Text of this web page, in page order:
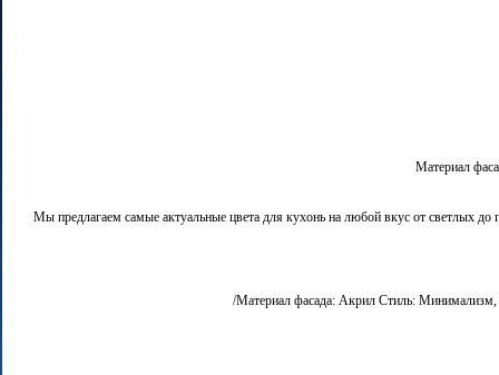
Материал
Мы предлагаем самые актуальные цвета для кухонь на любой вкус от светлых
Материал фасада: Акрил Стиль: